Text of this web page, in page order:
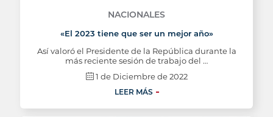
NACIONALES
«El 2023 tiene que ser un mejor año»
Así valoró el Presidente de la República durante la
más reciente sesión de trabajo del …
1 de Diciembre de 2022
LEER MÁS